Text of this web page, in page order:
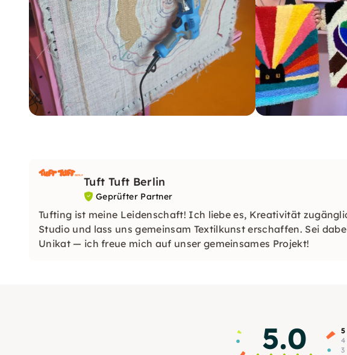
Tuft Tuft Berlin
Geprüfter Partner
Tufting ist meine Leidenschaft! Ich liebe es, Kreativität
Studio und lass uns gemeinsam Textilkunst erschaffen. Sei
Unikat — ich freue mich auf unser gemeinsames Projekt!
5.0
5
4
3